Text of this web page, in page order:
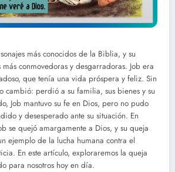
más conocidos de la Biblia, y su
conmovedoras y desgarradoras. Job era
que tenía una vida próspera y feliz. Sin
cambió: perdió a su familia, sus bienes y su
Job mantuvo su fe en Dios, pero no pudo
y desesperado ante su situación. En
se quejó amargamente a Dios, y su queja
ejemplo de la lucha humana contra el
En este artículo, exploraremos la queja
para nosotros hoy en día.